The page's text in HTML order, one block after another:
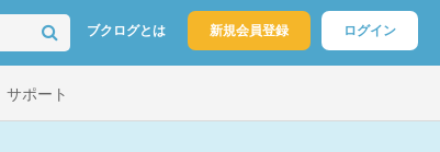
ブクログとは 新規会員登録 ログイン
サポート